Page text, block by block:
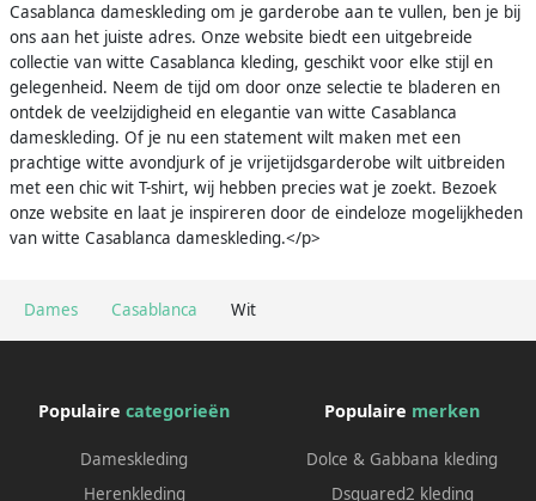
Dames Casablanca Wit
Casablanca dameskleding om je garderobe aan te vullen, ben je bij
ons aan het juiste adres. Onze website biedt een uitgebreide
collectie van witte Casablanca kleding, geschikt voor elke stijl en
gelegenheid. Neem de tijd om door onze selectie te bladeren en
ontdek de veelzijdigheid en elegantie van witte Casablanca
dameskleding. Of je nu een statement wilt maken met een
prachtige witte avondjurk of je vrijetijdsgarderobe wilt uitbreiden
met een chic wit T-shirt, wij hebben precies wat je zoekt. Bezoek
onze website en laat je inspireren door de eindeloze mogelijkheden
van witte Casablanca dameskleding.</p>
Populaire categorieën
Dameskleding
Herenkleding
Populaire merken
Dolce & Gabbana kleding
Dsquared2 kleding